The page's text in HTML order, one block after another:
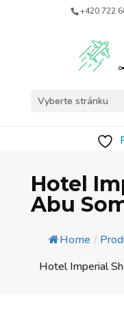
+420 722
Vyberte stránku
Hotel
Abu
Home /
Hotel Imperial